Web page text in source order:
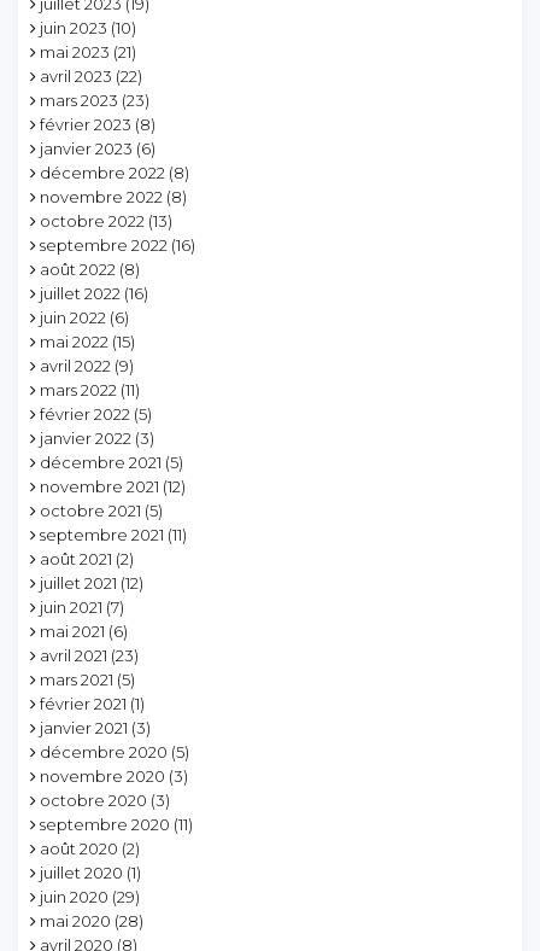
juin 2023 (10)
mai 2023 (21)
avril 2023 (22)
mars 2023 (23)
février 2023 (8)
janvier 2023 (6)
décembre 2022 (8)
novembre 2022 (8)
octobre 2022 (13)
septembre 2022 (16)
août 2022 (8)
juillet 2022 (16)
juin 2022 (6)
mai 2022 (15)
avril 2022 (9)
mars 2022 (11)
février 2022 (5)
janvier 2022 (3)
décembre 2021 (5)
novembre 2021 (12)
octobre 2021 (5)
septembre 2021 (11)
août 2021 (2)
juillet 2021 (12)
juin 2021 (7)
mai 2021 (6)
avril 2021 (23)
mars 2021 (5)
février 2021 (1)
janvier 2021 (3)
décembre 2020 (5)
novembre 2020 (3)
octobre 2020 (3)
septembre 2020 (11)
août 2020 (2)
juillet 2020 (1)
juin 2020 (29)
mai 2020 (28)
avril 2020 (8)